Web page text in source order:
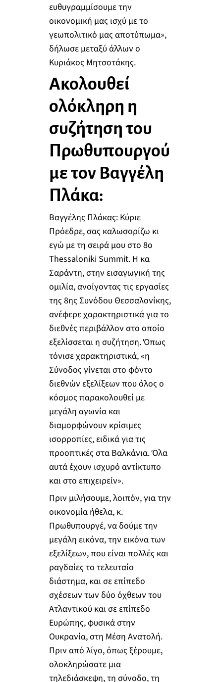
ευθυγραμμίσουμε την
οικονομική μας ισχύ με το
γεωπολιτικό μας αποτύπωμα»,
δήλωσε μεταξύ άλλων ο
Κυριάκος Μητσοτάκης.
Ακολουθεί
ολόκληρη η
συζήτηση του
Πρωθυπουργού
με τον Βαγγέλη
Πλάκα:
Βαγγέλης Πλάκας: Κύριε
Πρόεδρε, σας καλωσορίζω κι
εγώ με τη σειρά μου στο 8ο
Thessaloniki Summit. H κα
Σαράντη, στην εισαγωγική της
ομιλία, ανοίγοντας τις εργασίες
της 8ης Συνόδου Θεσσαλονίκης,
ανέφερε χαρακτηριστικά για το
διεθνές περιβάλλον στο οποίο
εξελίσσεται η συζήτηση. Όπως
τόνισε χαρακτηριστικά, «η
Σύνοδος γίνεται στο φόντο
διεθνών εξελίξεων που όλος ο
κόσμος παρακολουθεί με
μεγάλη αγωνία και
διαμορφώνουν κρίσιμες
ισορροπίες, ειδικά για τις
προοπτικές στα Βαλκάνια. Όλα
αυτά έχουν ισχυρό αντίκτυπο
και στο επιχειρείν».
Πριν μιλήσουμε, λοιπόν, για την
οικονομία ήθελα, κ.
Πρωθυπουργέ, να δούμε την
μεγάλη εικόνα, την εικόνα των
εξελίξεων, που είναι πολλές και
ραγδαίες το τελευταίο
διάστημα, και σε επίπεδο
σχέσεων των δύο όχθεων του
Ατλαντικού και σε επίπεδο
Ευρώπης, φυσικά στην
Ουκρανία, στη Μέση Ανατολή.
Πριν από λίγο, όπως ξέρουμε,
ολοκληρώσατε μια
τηλεδιάσκεψη, τη σύνοδο, τη